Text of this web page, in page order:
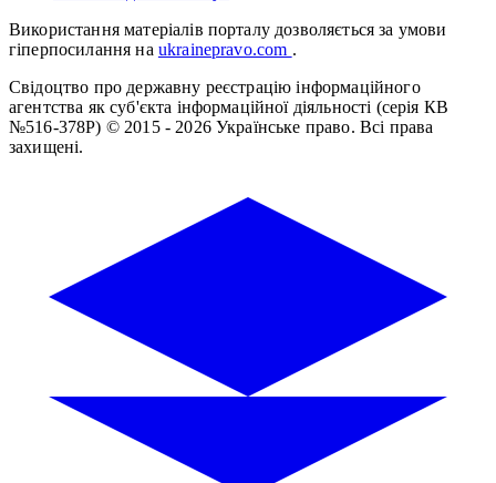
Використання матеріалів порталу дозволяється за умови
гіперпосилання на ukrainepravo.com .
Свідоцтво про державну реєстрацію інформаційного
агентства як суб'єкта інформаційної діяльності (серія КВ
№516-378Р) © 2015 - 2026 Українське право. Всі права
захищені.